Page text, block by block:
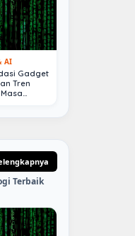
AI
Gadget
Tren
Terbaik